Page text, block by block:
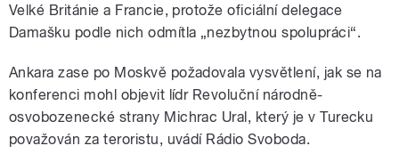
Velké Británie a Francie, protože oficiální delegace
Damašku podle nich odmítla „nezbytnou spolupráci“.
Ankara zase po Moskvě požadovala vysvětlení, jak se na
konferenci mohl objevit lídr Revoluční národně-
osvobozenecké strany Michrac Ural, který je v Turecku
považován za teroristu, uvádí Rádio Svoboda.